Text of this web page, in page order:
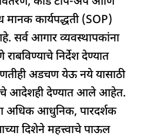
मानक कार्यपद्धती (SOP)
सर्व आगार व्यवस्थापकांना
निर्देश देण्यात
अडचण येऊ नये यासाठी
आदेशही देण्यात आले आहेत.
अधिक आधुनिक, पारदर्शक
दिशेने महत्त्वाचे पाऊल